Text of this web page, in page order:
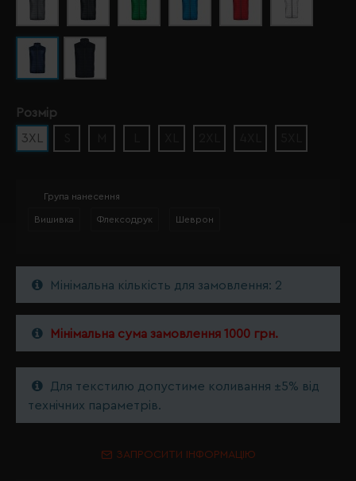
Розмір
3XL
Група нанесення
Вишивка Флексодрук Шеврон
Мінімальна кількість для замовлення: 2
Мінімальна сума замовлення 1000 грн.
Для текстилю допустиме коливання ±5% від
технічних параметрів.
ЗАПРОСИТИ ІНФОРМАЦІЮ